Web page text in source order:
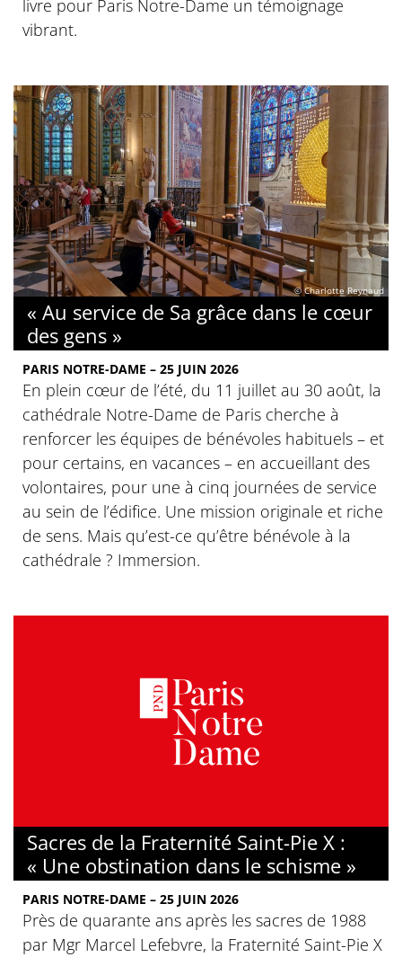
livre pour Paris Notre-Dame un témoignage
vibrant.
© Charlotte Reynaud
« Au service de Sa grâce dans le cœur
des gens »
PARIS NOTRE-DAME – 25 JUIN 2026
En plein cœur de l’été, du 11 juillet au 30 août, la
cathédrale Notre-Dame de Paris cherche à
renforcer les équipes de bénévoles habituels – et
pour certains, en vacances – en accueillant des
volontaires, pour une à cinq journées de service
au sein de l’édifice. Une mission originale et riche
de sens. Mais qu’est-ce qu’être bénévole à la
cathédrale ? Immersion.
Sacres de la Fraternité Saint-Pie X :
« Une obstination dans le schisme »
PARIS NOTRE-DAME – 25 JUIN 2026
Près de quarante ans après les sacres de 1988
par Mgr Marcel Lefebvre, la Fraternité Saint-Pie X